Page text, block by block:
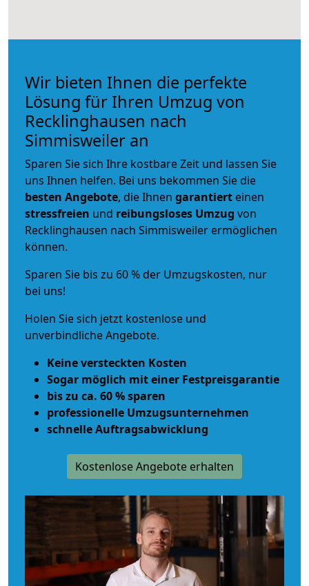
Wir bieten Ihnen die perfekte
Lösung für Ihren Umzug von
Recklinghausen nach
Simmisweiler an
Sparen Sie sich Ihre kostbare Zeit und lassen Sie
uns Ihnen helfen. Bei uns bekommen Sie die
besten Angebote, die Ihnen garantiert einen
stressfreien und reibungsloses Umzug von
Recklinghausen nach Simmisweiler ermöglichen
können.
Sparen Sie bis zu 60 % der Umzugskosten, nur
bei uns!
Holen Sie sich jetzt kostenlose und
unverbindliche Angebote.
Keine versteckten Kosten
Sogar möglich mit einer Festpreisgarantie
bis zu ca. 60 % sparen
professionelle Umzugsunternehmen
schnelle Auftragsabwicklung
Kostenlose Angebote erhalten